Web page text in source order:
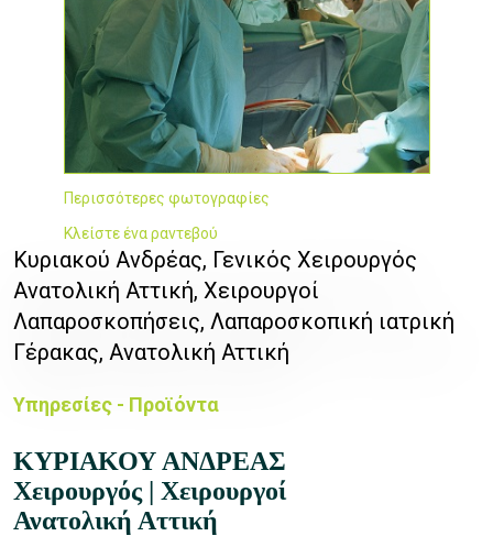
Περισσότερες φωτογραφίες
Κλείστε ένα ραντεβού
Κυριακού Ανδρέας, Γενικός Χειρουργός
Ανατολική Αττική, Χειρουργοί
Λαπαροσκοπήσεις, Λαπαροσκοπική ιατρική
Γέρακας, Ανατολική Αττική
Υπηρεσίες - Προϊόντα
ΚΥΡΙΑΚΟΥ ΑΝΔΡΕΑΣ
Χειρουργός | Χειρουργοί
Ανατολική Αττική